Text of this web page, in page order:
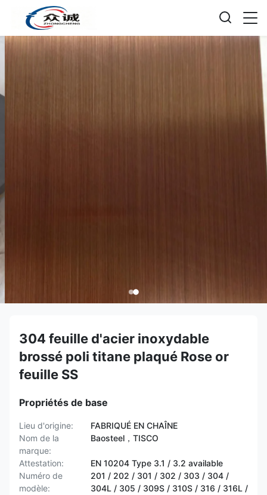
304 feuille d'acier inoxydable
brossé poli titane plaqué Rose or
feuille SS
Propriétés de base
Lieu d'origine:
FABRIQUÉ EN CHAÎNE
Nom de la
marque:
Baosteel，TISCO
Attestation:
EN 10204 Type 3.1 / 3.2 available
Numéro de
modèle:
201 / 202 / 301 / 302 / 303 / 304 /
304L / 305 / 309S / 310S / 316 / 316L /